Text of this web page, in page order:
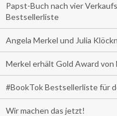
Papst-Buch nach vier
Bestsellerliste
Angela Merkel und Julia
Merkel erhält Gold Award von
#BookTok Bestsellerliste für
Wir machen das jetzt!